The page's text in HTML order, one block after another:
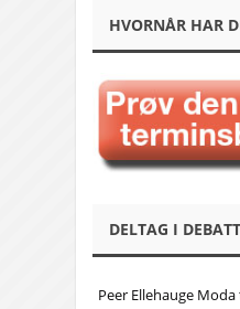
HVORNÅR HAR
DELTAG I
Peer Ellehauge Moda